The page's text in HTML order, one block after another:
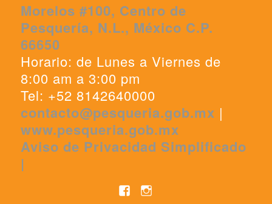
Morelos #100, Centro de
Pesquería, N.L., México C.P.
66650
Horario: de Lunes a Viernes de
8:00 am a 3:00 pm
Tel: +52 8142640000
contacto@pesqueria.gob.mx |
www.pesqueria.gob.mx
Aviso de Privacidad Simplificado
|
FacebookInstagram